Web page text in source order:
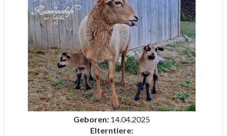
Geboren: 14.04.2025
Elterntiere: